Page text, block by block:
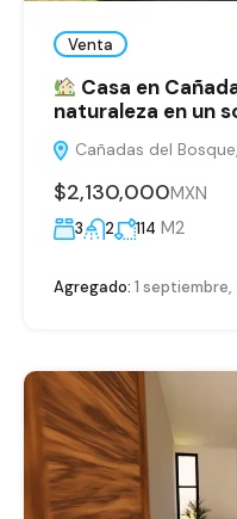
Venta
Casa en
naturaleza en un
Cañadas del
$2,130,000MXN
3 2 114 M2
Agregado: 1